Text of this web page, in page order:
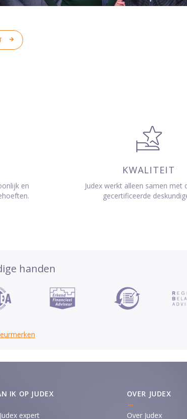
en
KWALITEIT
Judex werkt alleen samen met
gecertificeerde
handen
IK OP JUDEX
expert
OVER JUDEX
Over Judex